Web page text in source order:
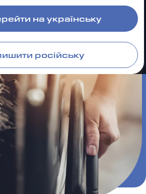
заявку
на українську
російську